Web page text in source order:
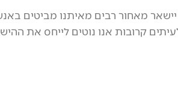
מאחור רבים מאיתנו מביטים
קרובות אנו נוטים לייחס את